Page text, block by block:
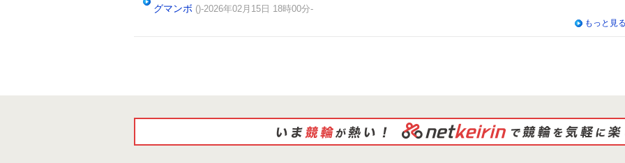
グマンボ ()-2026年02月15日 18時00分-
もっと見る